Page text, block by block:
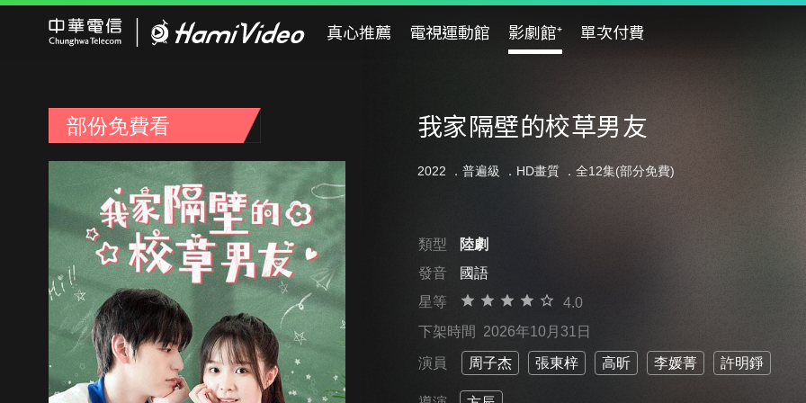
真心推薦 電視運動館 影劇館⁺ 單次付費
部份免費看 我家隔壁的校草男友
2022 ． 普遍級 ．HD畫質 ．全12集(部分免費)
類型
陸劇
發音
國語
星等
4.0
下架時間 2026年10月31日
演員 周子杰 張東梓 高昕 李媛菁 許明錚